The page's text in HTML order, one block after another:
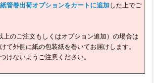
管巻出荷オプションをカートに追加した上でご
上のご注文もしくはオプション追加）の場合は
て外側に紙の包装紙を巻いてお届けします。
けないようご注意ください。